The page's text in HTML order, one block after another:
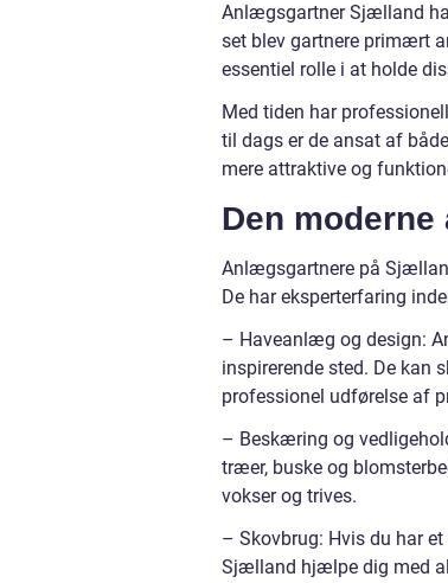
Anlægsgartner Sjælland
set blev gartnere primært
essentiel rolle i at holde
Med tiden har
til dags er de ansat af
mere attraktive og
Den
Anlægsgartnere på
De har eksperterfaring
– Haveanlæg og design:
inspirerende sted. De kan
professionel udførelse af
– Beskæring og
træer, buske og
vokser og trives.
– Skovbrug: Hvis du har
Sjælland hjælpe dig med